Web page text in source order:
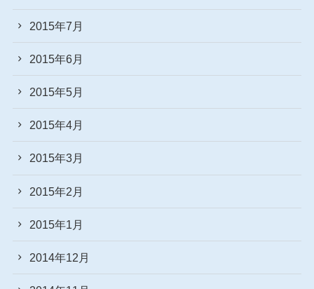
2015年7月
2015年6月
2015年5月
2015年4月
2015年3月
2015年2月
2015年1月
2014年12月